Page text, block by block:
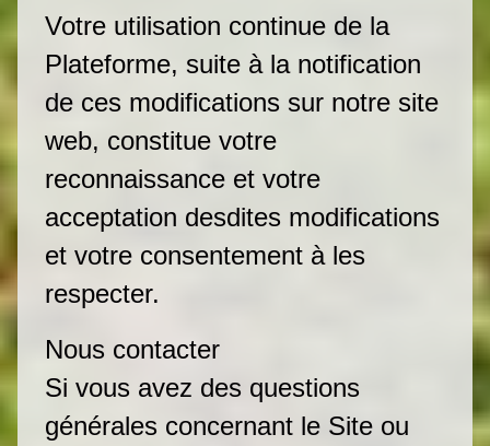
Votre utilisation continue de la
Plateforme, suite à la notification
de ces modifications sur notre site
web, constitue votre
reconnaissance et votre
acceptation desdites modifications
et votre consentement à les
respecter.
Nous contacter
Si vous avez des questions
générales concernant le Site ou